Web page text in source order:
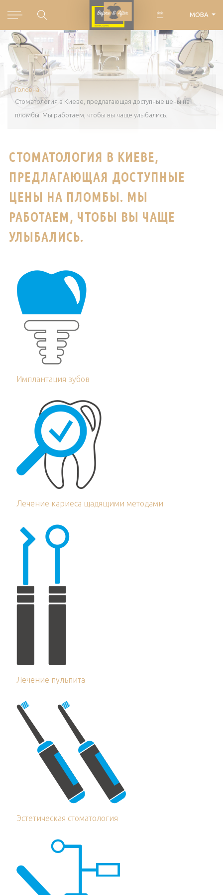
МОВА
Головна
Стоматология в Киеве, предлагающая доступные цены на
пломбы. Мы работаем, чтобы вы чаще улыбались.
СТОМАТОЛОГИЯ В КИЕВЕ,
ПРЕДЛАГАЮЩАЯ ДОСТУПНЫЕ
ЦЕНЫ НА ПЛОМБЫ. МЫ
РАБОТАЕМ, ЧТОБЫ ВЫ ЧАЩЕ
УЛЫБАЛИСЬ.
Имплантация зубов
Лечение кариеса щадящими методами
Лечение пульпита
Эстетическая стоматология